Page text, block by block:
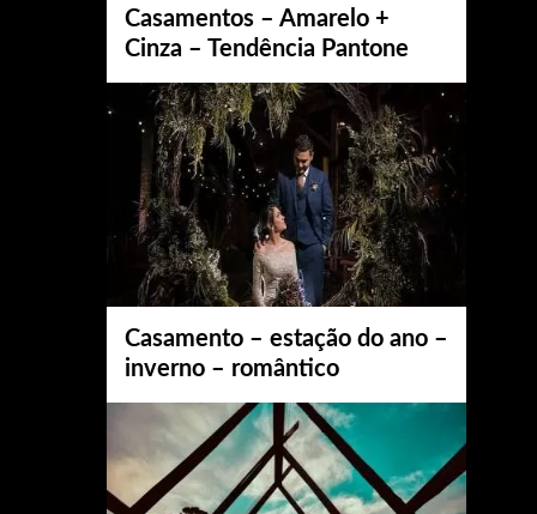
Casamentos – Amarelo +
Cinza – Tendência Pantone
Casamento – estação do ano –
inverno – romântico